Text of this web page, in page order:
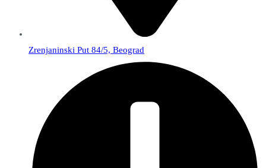
Zrenjaninski Put 84/5, Beograd